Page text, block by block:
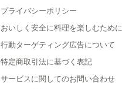
プライバシーポリシー
おいしく安全に料理を楽しむために
行動ターゲティング広告について
特定商取引法に基づく表記
サービスに関してのお問い合わせ